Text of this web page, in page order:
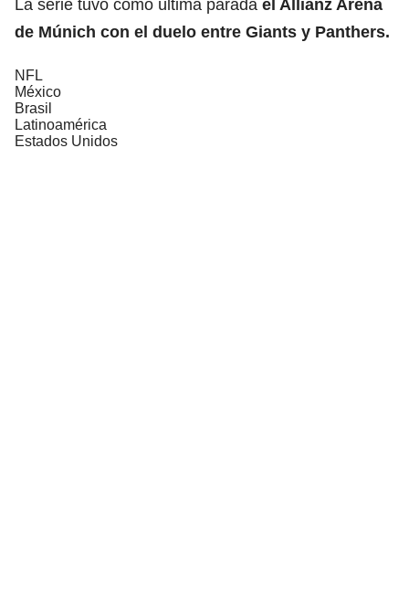
La serie tuvo como última parada el Allianz Arena
de Múnich con el duelo entre Giants y Panthers.
NFL
México
Brasil
Latinoamérica
Estados Unidos